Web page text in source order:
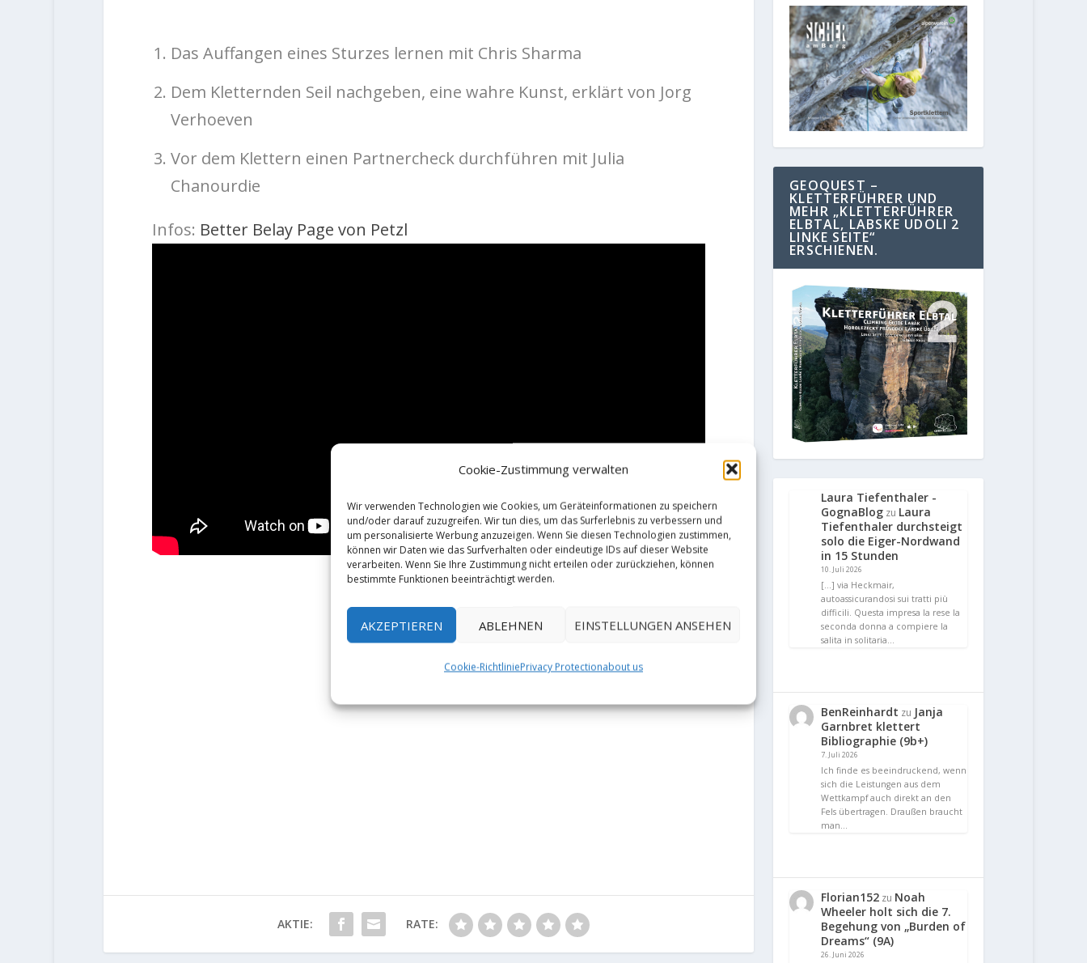
Cookie-Zustimmung verwalten
Wir verwenden Technologien wie Cookies, um Geräteinformationen zu speichern
und/oder darauf zuzugreifen. Wir tun dies, um das Surferlebnis zu verbessern und
um personalisierte Werbung anzuzeigen. Wenn Sie diesen Technologien zustimmen,
können wir Daten wie das Surfverhalten oder eindeutige IDs auf dieser Website
verarbeiten. Wenn Sie Ihre Zustimmung nicht erteilen oder zurückziehen, können
bestimmte Funktionen beeinträchtigt werden.
AKZEPTIEREN ABLEHNEN EINSTELLUNGEN ANSEHEN
Cookie-RichtliniePrivacy Protectionabout us
Das Auffangen eines Sturzes lernen mit Chris Sharma
Dem Kletternden Seil nachgeben, eine wahre Kunst, erklärt von Jorg
Verhoeven
Vor dem Klettern einen Partnercheck durchführen mit Julia
Chanourdie
Infos: Better Belay Page von Petzl
AKTIE: RATE:
GEOQUEST –
KLETTERFÜHRER UND
MEHR „KLETTERFÜHRER
ELBTAL, LABSKE UDOLI 2
LINKE SEITE“
ERSCHIENEN.
Laura Tiefenthaler -
GognaBlog zu Laura
Tiefenthaler durchsteigt
solo die Eiger-Nordwand
in 15 Stunden
10. Juli 2026
[…] via Heckmair,
autoassicurandosi sui tratti più
difficili. Questa impresa la rese la
seconda donna a compiere la
salita in solitaria…
BenReinhardt zu Janja
Garnbret klettert
Bibliographie (9b+)
7. Juli 2026
Ich finde es beeindruckend, wenn
sich die Leistungen aus dem
Wettkampf auch direkt an den
Fels übertragen. Draußen braucht
man…
Florian152 zu Noah
Wheeler holt sich die 7.
Begehung von „Burden of
Dreams“ (9A)
26. Juni 2026